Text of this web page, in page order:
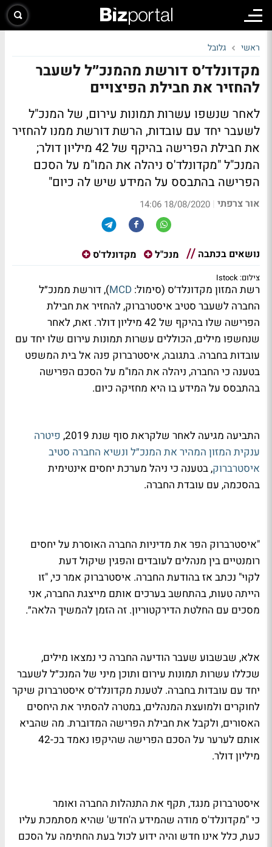
ראשי גלובל
מקדונלד׳ס דורשת מהמנכ״ל לשעבר
להחזיר את חבילת הפיצויים
לאחר שנשפו עשרות תמונות עירום, של המנכ"ל
לשעבר יחד עם עובדות, הרשת דורשת ממנו להחזיר
את חבילת הפרישה בהיקף של 42 מיליון דולר;
המנכ"ל "מקדונלד'ס ניהלה את המו"מ על הסכם
הפרישה בהתבסס על המידע שיש לה כיום"
אור צרפתי |
18/08/2020 14:06
נושאים בכתבה מנכ"ל מקדונלד'ס
צילום: Istock
רשת המזון מקדונלד׳ס (סימול: MCD), דורשת ממנכ״ל
החברה לשעבר סטיב איסטרברוק, להחזיר את חבילת
הפרישה שלו בהיקף של 42 מיליון דולר. זאת, לאחר
שנחשפו מילים, הכוללים עשרות תמונות עירום שלו יחד עם
עובדות בחברה. בתגובה, איסטרברוק פנה אל בית המשפט
בטענה כי החברה, ניהלה את המו"מ על הסכם הפרישה
בהתבסס על המידע בו היא מחזיקה כיום.
התביעה מגיעה לאחר שלקראת סוף שנת 2019,
פיטרה
ענקית המזון המהיר את המנכ״ל ונשיא החברה סטיב
איסטרברוק, בטענה כי ניהל מערכת יחסים אינטימית
בהסכמה, עם עובדת החברה.
"איסטרברוק הפר את מדיניות החברה האוסרת על יחסים
רומנטיים בין מנהלים לעובדים והפגין שיקול דעת
לקוי" נכתב אז בהודעת החברה. איסטרברוק אמר כי, "זו
הייתה טעות, בהתחשב בערכים אותם מייצגת החברה, אני
מסכים עם החלטת הדירקטוריון. זה הזמן להמשיך הלאה״.
אלא, שבשבוע שעבר הודיעה החברה כי נמצאו מילים,
שכללו עשרות תמונות עירום ותוכן מיני של המנכ״ל לשעבר
יחד עם עובדות בחברה. לטענת מקדונלד׳ס איסטרברוק שיקר
לחוקרים ולמועצת המנהלים, במטרה להסתיר את היחסים
האסורים, ולקבל את חבילת הפרישה המדוברת. מה שהביא
אותם לערער על הסכם הפרישה שהיקפו נאמד בכ-42
מיליון דולר.
איסטרברוק מנגד, תקף את התנהלות החברה ואומר
כי "מקדונלד'ס מודה שהמידע ה'חדש' שהיא מסתמכת עליו
כעת, כלל אינו חדש והיה ידוע לכול בעת החתימה על הסכם